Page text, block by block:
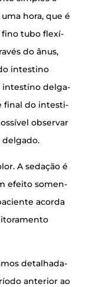
hora, que é
fino tubo fle­xí­
do ânus,
intes­ti­no
intes­ti­no del­ga­
final do intes­ti­
obser­var
delgado.
A seda­ção é
efei­to somen­
acor­da
deta­lha­da­
ante­ri­or ao